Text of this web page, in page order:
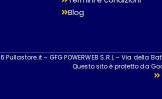
Blog
Pullastore.it – GFG POWERWEB S.R.L – Via della
Questo sito è protetto da